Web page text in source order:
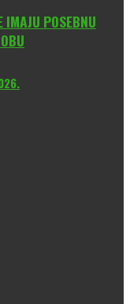
POSEBNU